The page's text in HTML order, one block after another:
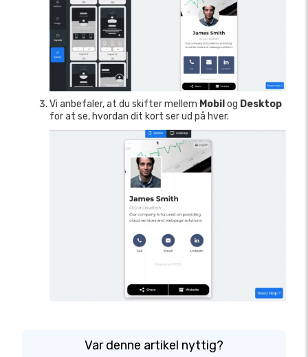
Vi anbefaler, at du skifter mellem Mobilog Desktop
for at se, hvordan dit kort ser ud på hver.
Var denne artikel nyttig?